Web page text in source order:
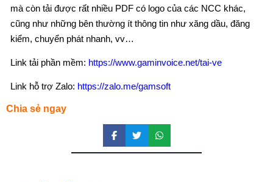
mà còn tải được rất nhiều PDF có logo của các NCC khác,
cũng như những bên thường ít thông tin như xăng dầu, đăng
kiểm, chuyển phát nhanh, vv…
Link tải phần mềm: https://www.gaminvoice.net/tai-ve
Link hỗ trợ Zalo: https://zalo.me/gamsoft
Chia sẻ ngay